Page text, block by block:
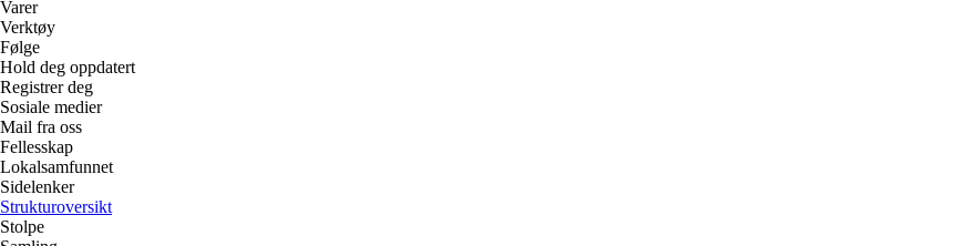
Varer
Verktøy
Følge
Hold deg oppdatert
Registrer deg
Sosiale medier
Mail fra oss
Fellesskap
Lokalsamfunnet
Sidelenker
Strukturoversikt
Stolpe